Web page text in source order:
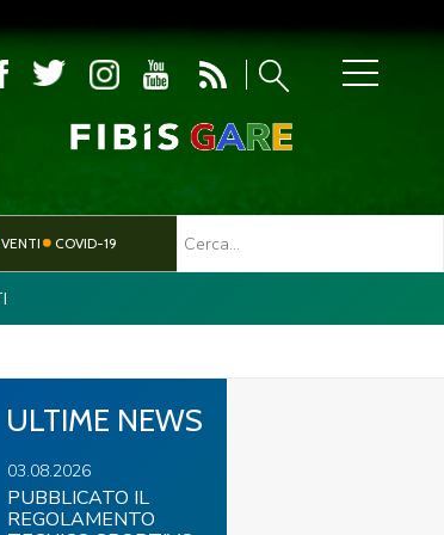
COVID-19
ULTIME NEWS
03.08.2026
PUBBLICATO IL
REGOLAMENTO